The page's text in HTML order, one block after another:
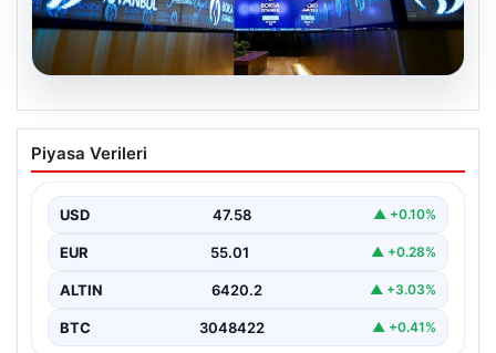
Yatırım araçlarının haftalık performansı
nasıl oldu?
Piyasa Verileri
USD 47.58 ▲ +0.10%
EUR 55.01 ▲ +0.28%
ALTIN 6420.2 ▲ +3.03%
BTC 3048422 ▲ +0.41%